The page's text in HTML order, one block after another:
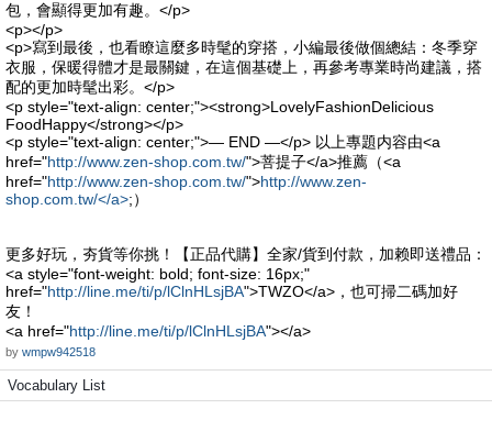
包，會顯得更加有趣。</p>
<p></p>
<p>寫到最後，也看瞭這麼多時髦的穿搭，小編最後做個總結：冬季穿
衣服，保暖得體才是最關鍵，在這個基礎上，再參考專業時尚建議，搭
配的更加時髦出彩。</p>
<p style="text-align: center;"><strong>LovelyFashionDelicious
FoodHappy</strong></p>
<p style="text-align: center;">— END —</p> 以上專題内容由<a
href="http://www.zen-shop.com.tw/">菩提子</a>推薦（<a
href="http://www.zen-shop.com.tw/">http://www.zen-
shop.com.tw/</a>;）
更多好玩，夯貨等你挑！【正品代購】全家/貨到付款，加赖即送禮品：
<a style="font-weight: bold; font-size: 16px;"
href="http://line.me/ti/p/lClnHLsjBA">TWZO</a>，也可掃二碼加好
友！
<a href="http://line.me/ti/p/lClnHLsjBA"></a>
by wmpw942518
Vocabulary List